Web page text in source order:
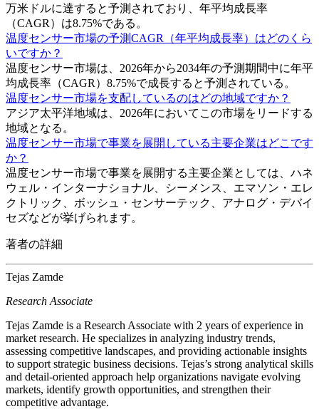
万米ドルに達すると予測されており、年平均成長率
（CAGR）は8.75%である。
温度センサー市場の予測CAGR（年平均成長率）はどのくら
いですか？
温度センサー市場は、2026年から2034年の予測期間中に年平
均成長率（CAGR）8.75%で成長すると予測されている。
温度センサー市場を支配しているのはどの地域ですか？
アジア太平洋地域は、2026年においてこの市場をリードする
地域となる。
温度センサー市場で事業を展開している主要企業はどこです
か？
温度センサー市場で事業を展開する主要企業としては、ハネ
ウェル・インターナショナル、シーメンス、エマソン・エレ
クトリック、ボッシュ・センサーテック、アナログ・デバイ
セズなどが挙げられます。
著者の詳細
Tejas Zamde
Research Associate
Tejas Zamde is a Research Associate with 2 years of experience in
market research. He specializes in analyzing industry trends,
assessing competitive landscapes, and providing actionable insights
to support strategic business decisions. Tejas’s strong analytical skills
and detail-oriented approach help organizations navigate evolving
markets, identify growth opportunities, and strengthen their
competitive advantage.